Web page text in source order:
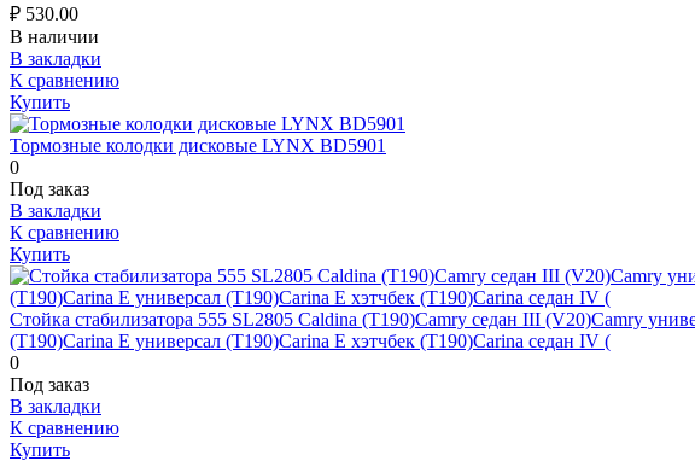
₽ 530.00
В наличии
В закладки
К сравнению
Купить
Тормозные колодки дисковые LYNX BD5901
0
Под заказ
В закладки
К сравнению
Купить
Стойка стабилизатора 555 SL2805 Caldina (T190)Camry седан III (V20)Camry
(T190)Carina E универсал (T190)Carina E хэтчбек (T190)Carina седан IV (
0
Под заказ
В закладки
К сравнению
Купить